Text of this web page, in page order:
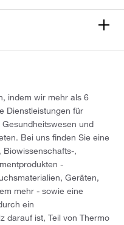
indem wir mehr als 6
Dienstleistungen für
und
Bei uns finden Sie eine
Biowissenschafts-,
-
Geräten,
mehr - sowie eine
ein
darauf ist, Teil von Thermo